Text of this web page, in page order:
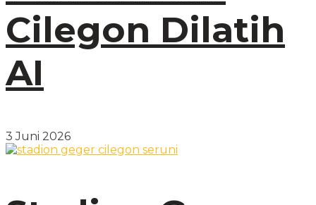
Cilegon Dilatih
AI
3 Juni 2026